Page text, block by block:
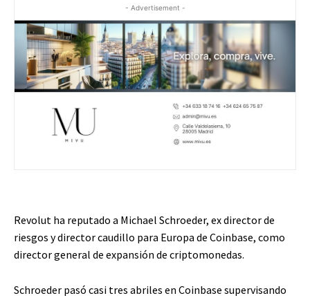
- Advertisement -
Revolut ha reputado a Michael Schroeder, ex director de
riesgos y director caudillo para Europa de Coinbase, como
director general de expansión de criptomonedas.
Schroeder pasó casi tres abriles en Coinbase supervisando